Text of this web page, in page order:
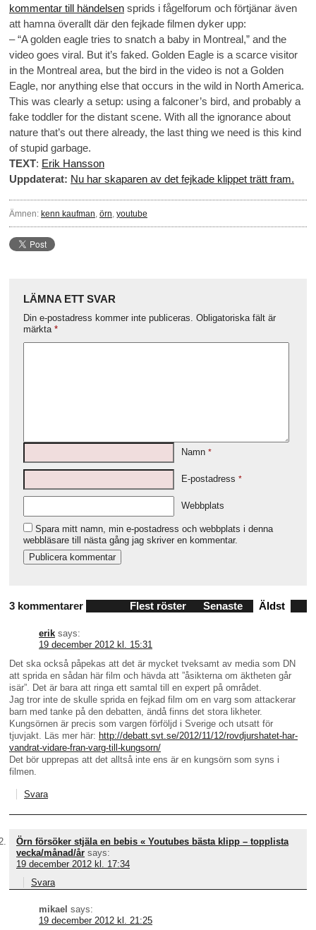
kommentar till händelsen sprids i fågelforum och förtjänar även
att hamna överallt där den fejkade filmen dyker upp:
– “A golden eagle tries to snatch a baby in Montreal,” and the
video goes viral. But it’s faked. Golden Eagle is a scarce visitor
in the Montreal area, but the bird in the video is not a Golden
Eagle, nor anything else that occurs in the wild in North America.
This was clearly a setup: using a falconer’s bird, and probably a
fake toddler for the distant scene. With all the ignorance about
nature that’s out there already, the last thing we need is this kind
of stupid garbage.
TEXT: Erik Hansson
Uppdaterat: Nu har skaparen av det fejkade klippet trätt fram.
Ämnen: kenn kaufman örn youtube
LÄMNA ETT SVAR
Din e-postadress kommer inte publiceras. Obligatoriska fält är
märkta *
Namn *
E-postadress *
Webbplats
Spara mitt namn, min e-postadress och webbplats i denna
webbläsare till nästa gång jag skriver en kommentar.
3 kommentarer Flest röster Senaste Äldst
erik says:
19 december 2012 kl. 15:31
Det ska också påpekas att det är mycket tveksamt av media som DN
att sprida en sådan här film och hävda att ”åsikterna om äktheten går
isär”. Det är bara att ringa ett samtal till en expert på området.
Jag tror inte de skulle sprida en fejkad film om en varg som attackerar
barn med tanke på den debatten, ändå finns det stora likheter.
Kungsörnen är precis som vargen förföljd i Sverige och utsatt för
tjuvjakt. Läs mer här: http://debatt.svt.se/2012/11/12/rovdjurshatet-har-
vandrat-vidare-fran-varg-till-kungsorn/
Det bör upprepas att det alltså inte ens är en kungsörn som syns i
filmen.
Svara
Örn försöker stjäla en bebis « Youtubes bästa klipp – topplista
vecka/månad/år says:
19 december 2012 kl. 17:34
Svara
mikael says:
19 december 2012 kl. 21:25